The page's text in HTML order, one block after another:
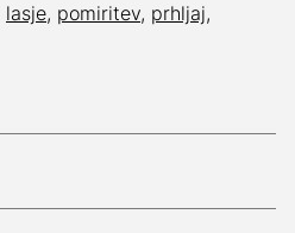
lasje, pomiritev, prhljaj,